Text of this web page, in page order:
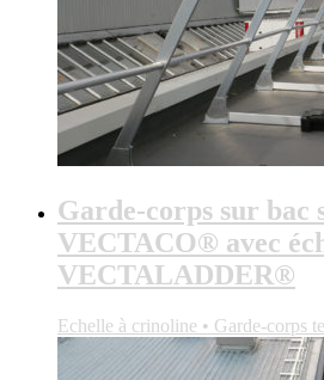
Garde-corps sur bac
VECTACO® avec
VECTALADDER®
Echelle à crinoline • Garde-corps